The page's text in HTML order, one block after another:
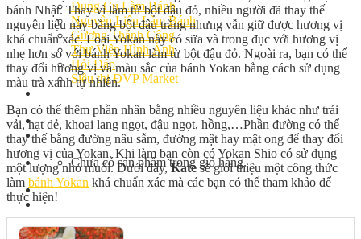
Dụng Cụ Làm Bánh
Nguyên Liệu Làm Bánh
Gương Thành Công
Thư Viện Hình Ảnh
Hỏi Đáp
Siêu thị ĐVP Market
Việc Làm
Chưa có sản phẩm trong giỏ hàng.
Giỏ hàng
bánh Nhật. Thay vì làm từ bột đậu đỏ, nhiều người đã thay thế
nguyên liệu này bằng bột đậu trắng nhưng vẫn giữ được hương vị
khá chuẩn xác. Loại Yokan này có sữa và trong đục với hương vị
nhẹ hơn so với bánh Yokan làm từ bột đậu đỏ. Ngoài ra, bạn có thể
thay đổi hương vị và màu sắc của bánh Yokan bằng cách sử dụng
màu trà xanh tự nhiên.
Bạn có thể thêm phần nhân bằng nhiều nguyên liệu khác như trái
vải, hạt dẻ, khoai lang ngọt, đậu ngọt, hồng,…Phần đường có thể
thay thế bằng đường nâu sẫm, đường mật hay mật ong để thay đổi
hương vị của Yokan. Khi làm bạn còn có Yokan Shio có sử dụng
một lượng nhỏ muối. Dưới đây,Katesẽ giới thiệu một công thức
làm bánh Yokan khá chuẩn xác mà các bạn có thể tham khảo để
thực hiện!